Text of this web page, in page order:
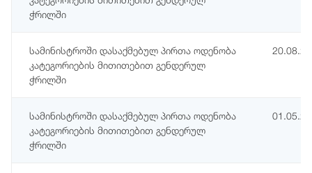
ჭრილში
სამინისტროში დასაქმებულ პირთა ოდენობა
კატეგორიების მითითებით გენდერულ
ჭრილში
სამინისტროში დასაქმებულ პირთა ოდენობა
კატეგორიების მითითებით გენდერულ
ჭრილში